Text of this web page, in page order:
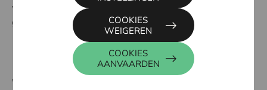
voordelen van coöperatief ondernemen en gaat hij
geen enkele vraag uit de weg.
Waarom coöperatief ondernemen?
COOKIES
AANVAARDEN
COOKIES
WEIGEREN